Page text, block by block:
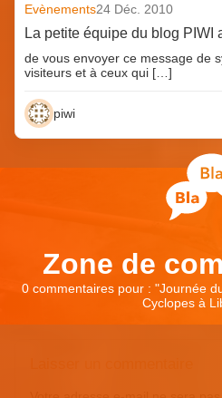
Evènements24 Déc. 2010
La petite équipe du blog PIWI
de vous envoyer ce message de
visiteurs et à ceux qui […]
piwi
Zone de
0 commentaires pour : "Journée
Cyclopes à